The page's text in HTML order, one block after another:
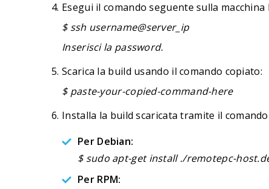
Esegui il comando seguente sulla
$ ssh username@server_ip
Inserisci la password.
Scarica la build usando il comando copiato:
$ paste-your-copied-command-here
Installa la build scaricata tramite il
Per Debian:
$ sudo apt-get install ./remotepc-
Per RPM: